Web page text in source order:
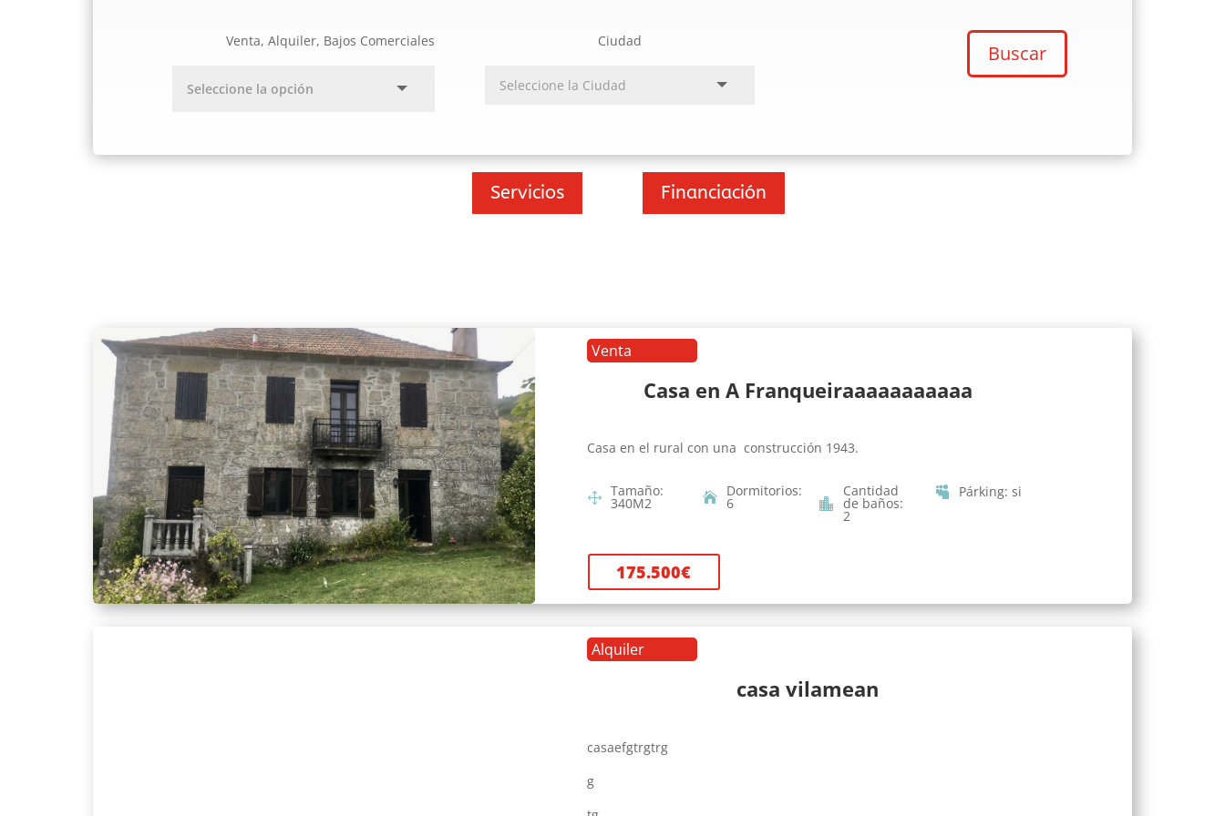
Venta, Alquiler, Bajos Comerciales Ciudad
Buscar
Servicios Financiación
Venta
Casa en A Franqueiraaaaaaaaaaa
Casa en el rural con una construcción 1943.
Tamaño:
340M2
Dormitorios:
6
Cantidad
de baños:
2
Párking:si
175.500€
Alquiler
casa vilamean
casaefgtrgtrg
g